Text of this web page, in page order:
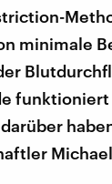
minimale